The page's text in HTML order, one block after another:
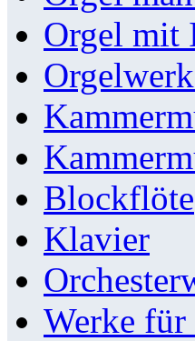
Orgel mit
Blockflöte
Klavier
Werke